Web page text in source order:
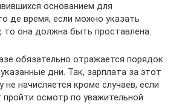
основанием для
де время, если можно указать
то она должна быть проставлена.
обязательно отражается порядок
дни. Так, зарплата за этот
не начисляется кроме случаев, если
пройти осмотр по уважительной